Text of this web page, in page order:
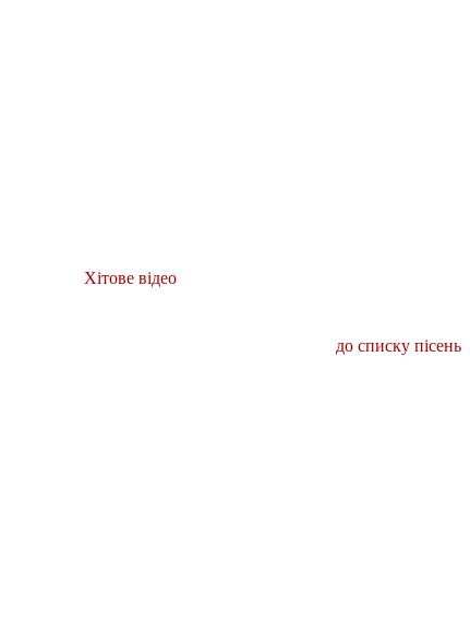
Хітове відео
до списку пісень